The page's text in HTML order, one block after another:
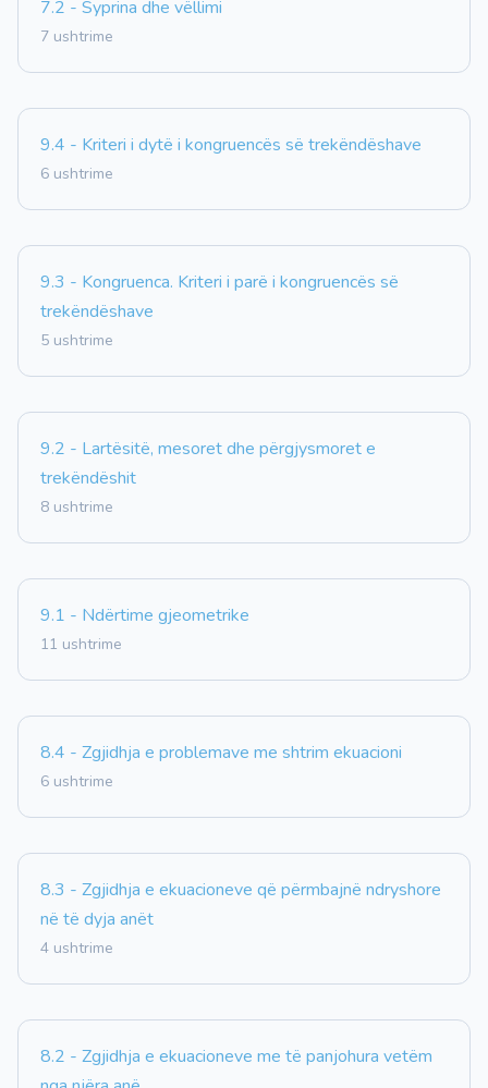
7.2 - Syprina dhe vëllimi
7 ushtrime
9.4 - Kriteri i dytë i kongruencës së trekëndëshave
6 ushtrime
9.3 - Kongruenca. Kriteri i parë i kongruencës së
trekëndëshave
5 ushtrime
9.2 - Lartësitë, mesoret dhe përgjysmoret e
trekëndëshit
8 ushtrime
9.1 - Ndërtime gjeometrike
11 ushtrime
8.4 - Zgjidhja e problemave me shtrim ekuacioni
6 ushtrime
8.3 - Zgjidhja e ekuacioneve që përmbajnë ndryshore
në të dyja anët
4 ushtrime
8.2 - Zgjidhja e ekuacioneve me të panjohura vetëm